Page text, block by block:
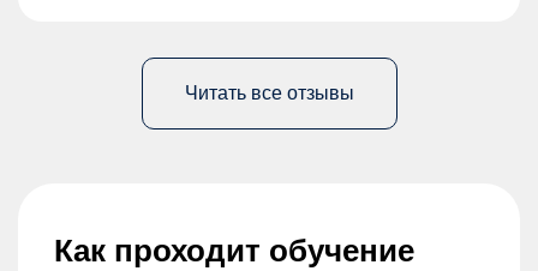
Читать все отзывы
Как проходит обучение